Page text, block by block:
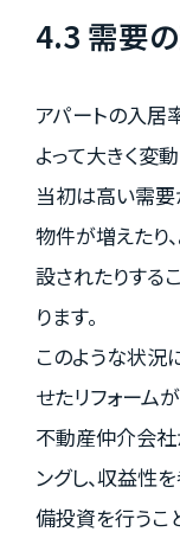
4.3 需要
アパートの入居
よって大きく変動
当初は高い需要
物件が増えたり
設されたりする
ります。
このような状況
せたリフォーム
不動産仲介会社
ングし、収益性
備投資を行うこ